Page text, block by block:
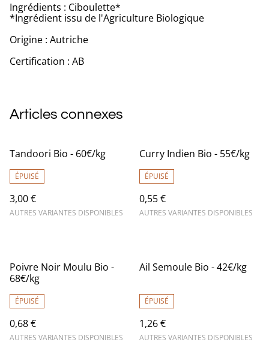
Ingrédients : Ciboulette*
*Ingrédient issu de l'Agriculture Biologique
Origine : Autriche
Certification : AB
Articles connexes
Tandoori Bio - 60€/kg
ÉPUISÉ
3,00 €
AUTRES VARIANTES DISPONIBLES
Curry Indien Bio - 55€/kg
ÉPUISÉ
0,55 €
AUTRES VARIANTES DISPONIBLES
Poivre Noir Moulu Bio -
68€/kg
ÉPUISÉ
0,68 €
AUTRES VARIANTES DISPONIBLES
Ail Semoule Bio - 42€/kg
ÉPUISÉ
1,26 €
AUTRES VARIANTES DISPONIBLES